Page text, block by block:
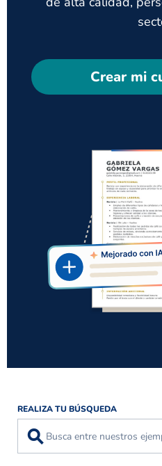
Crear mi
REALIZA TU BÚSQUEDA
⚲